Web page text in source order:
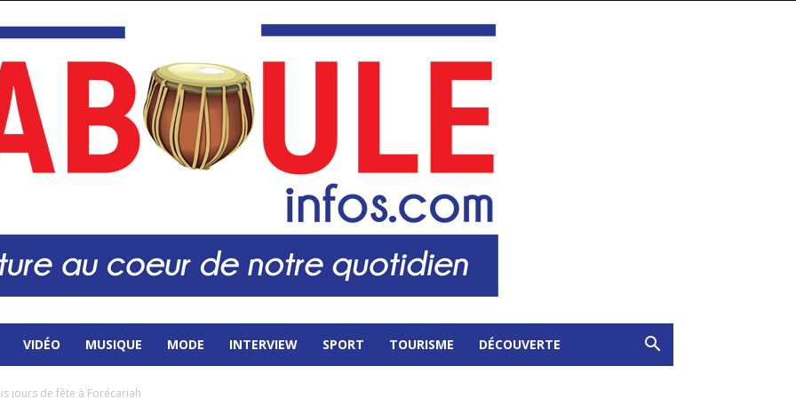
VIDÉO MUSIQUE MODE INTERVIEW SPORT TOURISME DÉCOUVERTE
jours de fête à Forécariah